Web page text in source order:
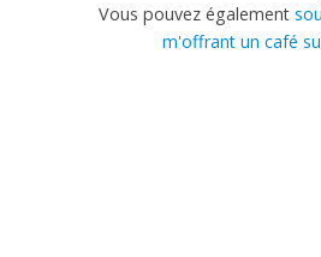
Vous pouvez également
m'offrant un café